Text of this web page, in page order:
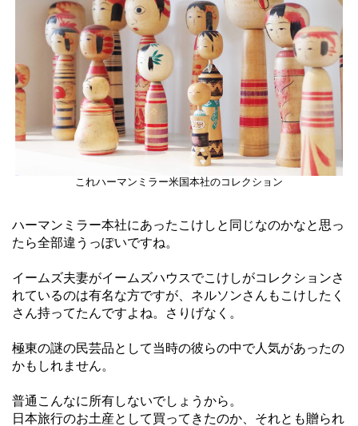
これハーマンミラー米国本社のコレクション
ハーマンミラー本社にあったこけしと同じなのかなと思っ
たら全部違うっぽいですね。
イームズ夫妻がイームズハウスでこけしがコレクションさ
れているのは有名な方ですが、ネルソンさんもこけしたく
さん持ってたんですよね。さりげなく。
極東の謎の民芸品として当時の彼らの中で人気があったの
かもしれません。
普通こんなに所有しないでしょうから。
日本旅行のお土産として買ってきたのか、それとも贈られ